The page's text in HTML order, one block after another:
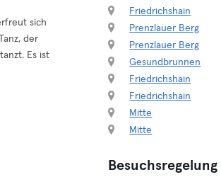
sich
der
Es ist
Friedrichshain
Prenzlauer Berg
Prenzlauer Berg
Gesundbrunnen
Friedrichshain
Friedrichshain
Mitte
Mitte
Besuchsregelung